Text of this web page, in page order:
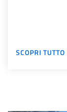
SCOPRI TUTTO